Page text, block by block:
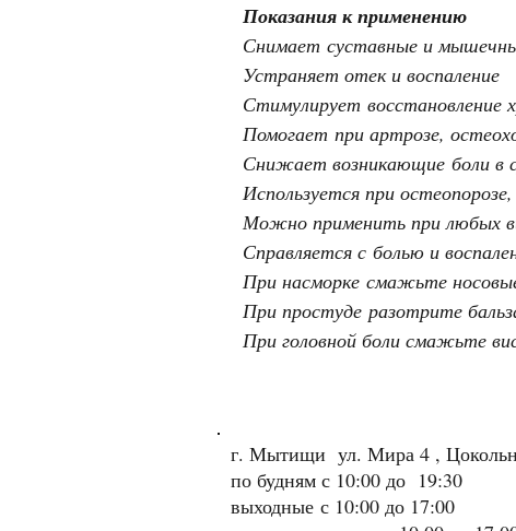
Показания к применению
Снимает суставные и
Устраняет отек и воспаление
Стимулирует восстановление
Помогает при артрозе,
Снижает возникающие боли в
Используется при
Можно применить при любых
Справляется с болью и
При насморке смажьте
При простуде разотрите
При головной боли смажьте
г. Мытищи ул. Мира 4 ,
по будням с 10:00 до 19:30
выходные с 10:00 до 17:00